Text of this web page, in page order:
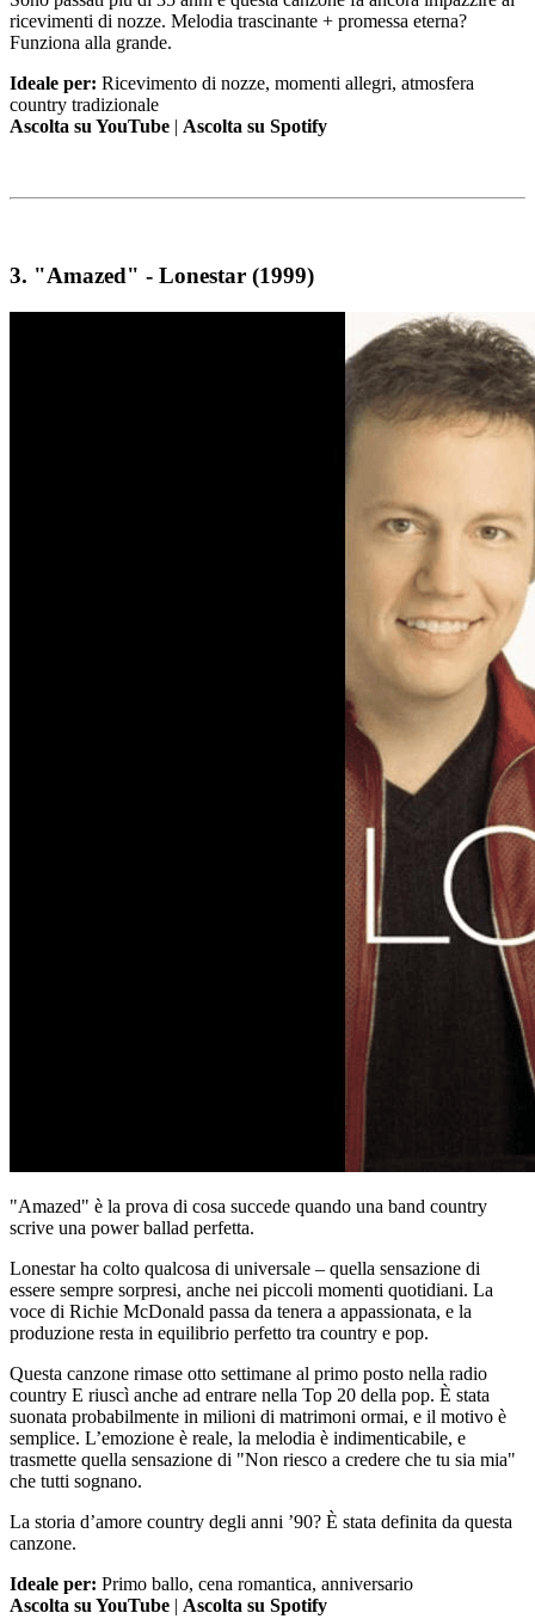
ricevimenti di nozze. Melodia trascinante + promessa eterna?
Funziona alla grande.
Ideale per: Ricevimento di nozze, momenti allegri, atmosfera
country tradizionale
Ascolta su YouTube
Ascolta su Spotify
3. "Amazed" - Lonestar (1999)
"Amazed" è la prova di cosa succede quando una band country
scrive una power ballad perfetta.
Lonestar ha colto qualcosa di universale – quella sensazione di
essere sempre sorpresi, anche nei piccoli momenti quotidiani. La
voce di Richie McDonald passa da tenera a appassionata, e la
produzione resta in equilibrio perfetto tra country e pop.
Questa canzone rimase otto settimane al primo posto nella radio
country E riuscì anche ad entrare nella Top 20 della pop. È stata
suonata probabilmente in milioni di matrimoni ormai, e il motivo è
semplice. L’emozione è reale, la melodia è indimenticabile, e
trasmette quella sensazione di "Non riesco a credere che tu sia mia"
che tutti sognano.
La storia d’amore country degli anni ’90? È stata definita da questa
canzone.
Ideale per: Primo ballo, cena romantica, anniversario
Ascolta su YouTube | Ascolta su Spotify